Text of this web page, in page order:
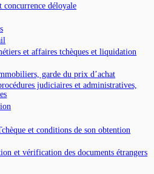
déloyale
et affaires tchèques et liquidation
garde du prix d’achat
judiciaires et administratives,
et conditions de son obtention
et vérification des documents étrangers